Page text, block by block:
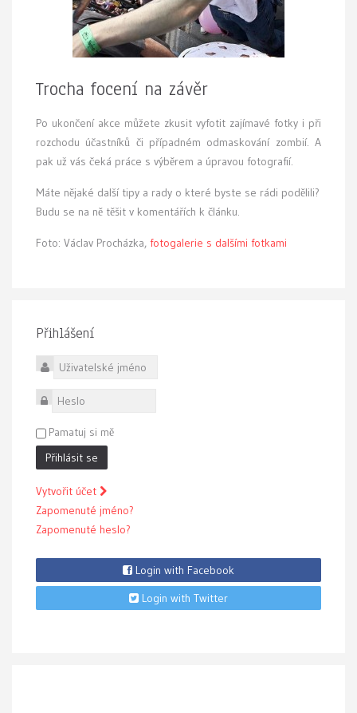
Trocha focení na závěr
Po ukončení akce můžete zkusit vyfotit zajímavé fotky i při
rozchodu účastníků či případném odmaskování zombií. A
pak už vás čeká práce s výběrem a úpravou fotografií.
Máte nějaké další tipy a rady o které byste se rádi podělili?
Budu se na ně těšit v komentářích k článku.
Foto: Václav Procházka, fotogalerie s dalšími fotkami
Přihlášení
Uživatelské jméno
Heslo
Pamatuj si mě
Přihlásit se
Vytvořit účet
Zapomenuté jméno?
Zapomenuté heslo?
Login with Facebook
Login with Twitter